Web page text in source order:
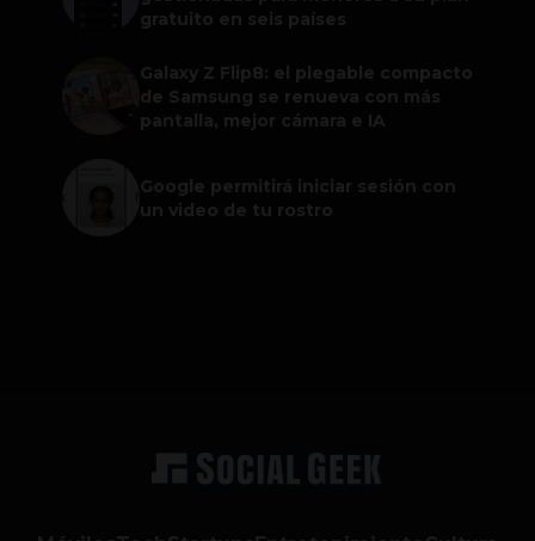
gratuito en seis países
Galaxy Z Flip8: el plegable compacto
de Samsung se renueva con más
pantalla, mejor cámara e IA
Google permitirá iniciar sesión con
un video de tu rostro